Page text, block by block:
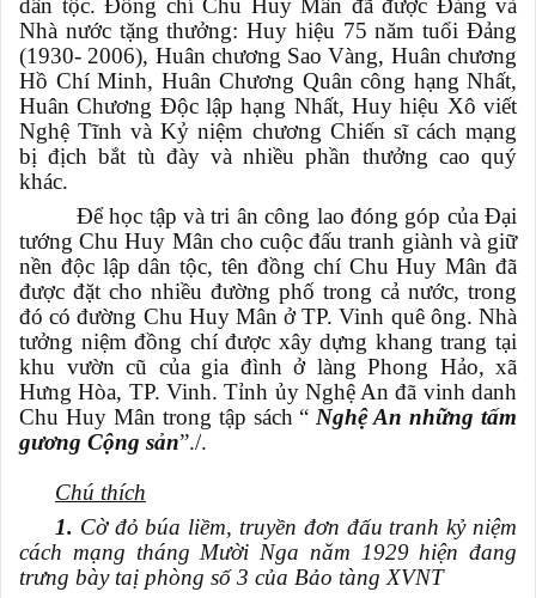
dân tộc. Đồng chí Chu Huy Mân đã được Đảng và
Nhà nước tặng thưởng: Huy hiệu 75 năm tuổi Đảng
(1930- 2006), Huân chương Sao Vàng, Huân chương
Hồ Chí Minh, Huân Chương Quân công hạng Nhất,
Huân Chương Độc lập hạng Nhất, Huy hiệu Xô viết
Nghệ Tĩnh và Kỷ niệm chương Chiến sĩ cách mạng
bị địch bắt tù đày và nhiều phần thưởng cao quý
khác.
Để học tập và tri ân công lao đóng góp của Đại
tướng Chu Huy Mân cho cuộc đấu tranh giành và giữ
nền độc lập dân tộc, tên đồng chí Chu Huy Mân đã
được đặt cho nhiều đường phố trong cả nước, trong
đó có đường Chu Huy Mân ở TP. Vinh quê ông. Nhà
tưởng niệm đồng chí được xây dựng khang trang tại
khu vườn cũ của gia đình ở làng Phong Hảo, xã
Hưng Hòa, TP. Vinh. Tỉnh ủy Nghệ An đã vinh danh
Chu Huy Mân trong tập sách “ Nghệ An những tấm
gương Cộng sản”./.
Chú thích
1. Cờ đỏ búa liềm, truyền đơn đấu tranh kỷ niệm
cách mạng tháng Mười Nga năm 1929 hiện đang
trưng bày taị phòng số 3 của Bảo tàng XVNT